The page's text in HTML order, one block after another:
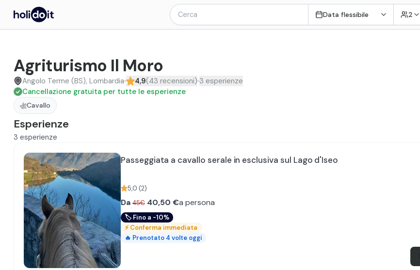
Data flessibile 2
Agriturismo Il Moro
Angolo Terme (BS), Lombardia 4,9(43 recensioni) 3 esperienze
Cancellazione gratuita per tutte le esperienze
Cavallo
Esperienze
3 esperienze
Passeggiata a cavallo serale in esclusiva sul Lago d'Iseo
5,0 (2)
Da 45€ 40,50 €a persona
🏷 Fino a -10%
⚡Conferma immediata
🔥 Prenotato 4 volte oggi